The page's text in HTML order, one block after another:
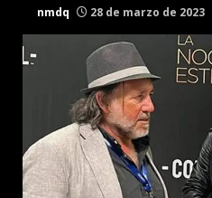
nmdq 28 de marzo de 2023